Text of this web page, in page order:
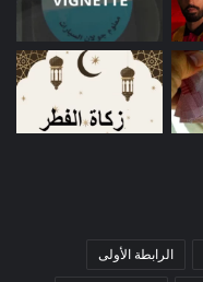
الرابطة الأولى